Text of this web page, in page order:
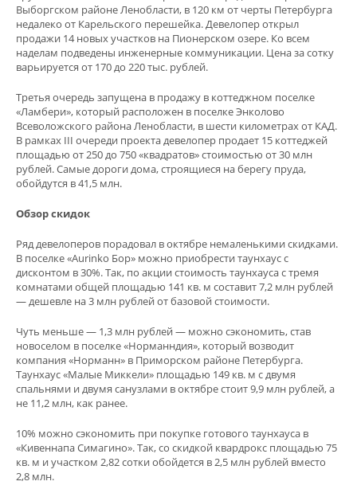
Выборгском районе Ленобласти, в 120 км от черты Петербурга
недалеко от Карельского перешейка. Девелопер открыл
продажи 14 новых участков на Пионерском озере. Ко всем
наделам подведены инженерные коммуникации. Цена за сотку
варьируется от 170 до 220 тыс. рублей.
Третья очередь запущена в продажу в коттеджном поселке
«Ламбери», который расположен в поселке Энколово
Всеволожского района Ленобласти, в шести километрах от КАД.
В рамках III очереди проекта девелопер продает 15 коттеджей
площадью от 250 до 750 «квадратов» стоимостью от 30 млн
рублей. Самые дороги дома, строящиеся на берегу пруда,
обойдутся в 41,5 млн.
Обзор скидок
Ряд девелоперов порадовал в октябре немаленькими скидками.
В поселке «Aurinko Бор» можно приобрести таунхаус с
дисконтом в 30%. Так, по акции стоимость таунхауса с тремя
комнатами общей площадью 141 кв. м составит 7,2 млн рублей
— дешевле на 3 млн рублей от базовой стоимости.
Чуть меньше — 1,3 млн рублей — можно сэкономить, став
новоселом в поселке «Норманндия», который возводит
компания «Норманн» в Приморском районе Петербурга.
Таунхаус «Малые Миккели» площадью 149 кв. м с двумя
спальнями и двумя санузлами в октябре стоит 9,9 млн рублей, а
не 11,2 млн, как ранее.
10% можно сэкономить при покупке готового таунхауса в
«Кивеннапа Симагино». Так, со скидкой квардрокс площадью 75
кв. м и участком 2,82 сотки обойдется в 2,5 млн рублей вместо
2,8 млн.